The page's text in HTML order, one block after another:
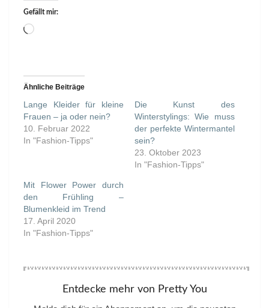
Gefällt mir:
Wird
Ähnliche Beiträge
Lange Kleider für kleine
Frauen – ja oder nein?
10. Februar 2022
In "Fashion-Tipps"
Die Kunst des
Winterstylings: Wie muss
der perfekte Wintermantel
sein?
23. Oktober 2023
In "Fashion-Tipps"
Mit Flower Power durch
den Frühling –
Blumenkleid im Trend
17. April 2020
In "Fashion-Tipps"
Entdecke mehr von Pretty You